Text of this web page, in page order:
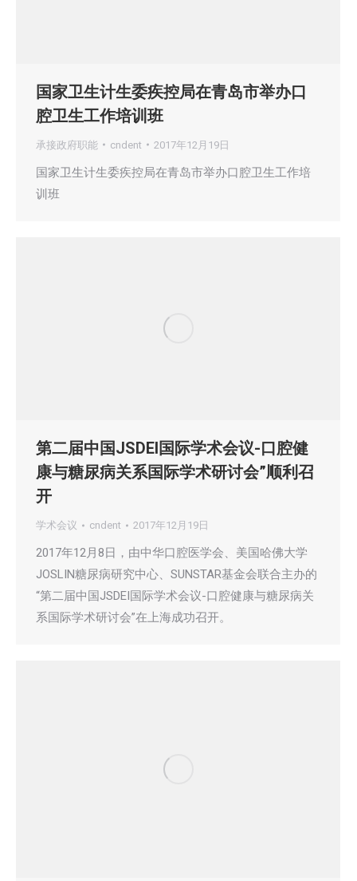
国家卫生计生委疾控局在青岛市举办口
腔卫生工作培训班
承接政府职能 cndent 2017年12月19日
国家卫生计生委疾控局在青岛市举办口腔卫生工作培
训班
第二届中国JSDEI国际学术会议-口腔健
康与糖尿病关系国际学术研讨会”顺利召
开
学术会议 cndent 2017年12月19日
2017年12月8日，由中华口腔医学会、美国哈佛大学
JOSLIN糖尿病研究中心、SUNSTAR基金会联合主办的
“第二届中国JSDEI国际学术会议-口腔健康与糖尿病关
系国际学术研讨会”在上海成功召开。